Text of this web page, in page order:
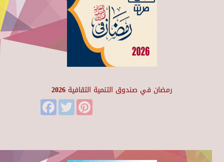
رمضان في صندوق التنمية الثقافية 2026
FacebookTwitter